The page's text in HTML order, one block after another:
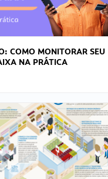
COMO MONITORAR SEU
NA PRÁTICA